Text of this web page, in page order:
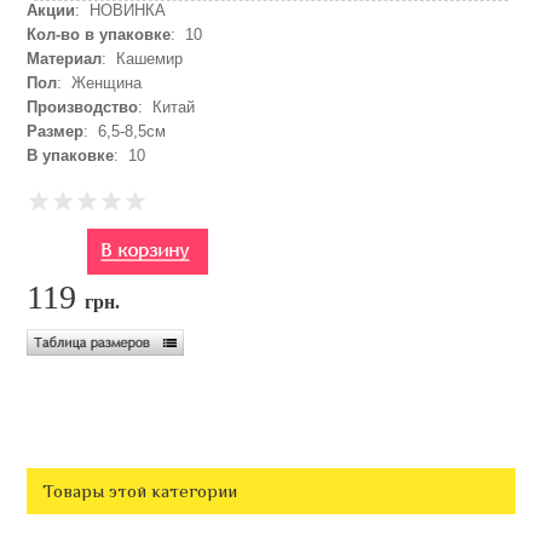
Акции: НОВИНКА
Кол-во в упаковке: 10
Материал: Кашемир
Пол: Женщина
Производство: Китай
Размер: 6,5-8,5см
В упаковке: 10
119грн.
Товары этой категории